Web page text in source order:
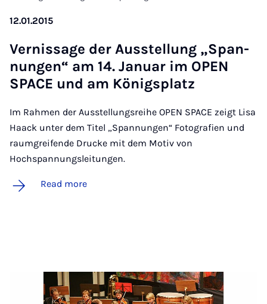
12.01.2015
Ver­n­is­sage der Aus­s­tel­lung „Span­
nun­gen“ am 14. Janu­ar im OPEN
SPACE und am König­s­platz
Im Rahmen der Ausstellungsreihe OPEN SPACE zeigt Lisa
Haack unter dem Titel „Spannungen“ Fotografien und
raumgreifende Drucke mit dem Motiv von
Hochspannungsleitungen.
Read more